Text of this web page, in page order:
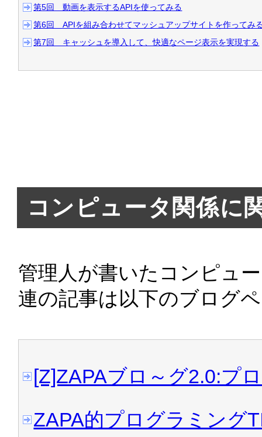
2008/06/08 Webデザイン
銀比計算ツール作りました
2008/06/03 MASHUP
トを作りました>
2008/05/21 Web APIで開発
2008/05/08 Ustream APIが
れました
2008/03/24 Mashupedia閉
2008/03/14 いまさら聞け
第5回　動画を表示するAPIを使ってみる
第6回　APIを組み合わせてマッシュアップサイトを作ってみ
第7回　キャッシュを導入して、快適なページ表示を実現する
コンピュータ関係に
管理人が書いたコンピュ
連の記事は以下のブログ
[Z]ZAPAブロ～グ2.0:プ
ZAPA的プログラミング